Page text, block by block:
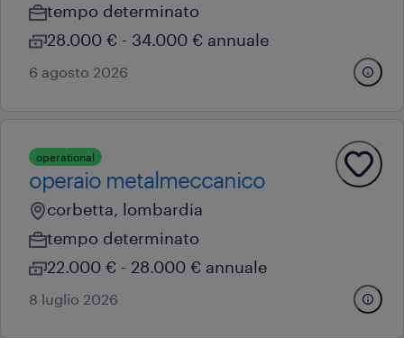
tempo determinato
28.000 € - 34.000 € annuale
6 agosto 2026
operational
operaio metalmeccanico
corbetta, lombardia
tempo determinato
22.000 € - 28.000 € annuale
8 luglio 2026